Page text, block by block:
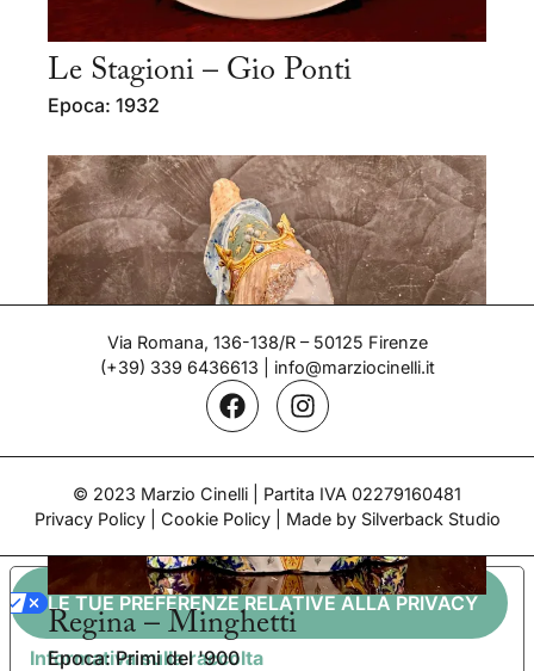
Le Stagioni – Gio Ponti
Epoca: 1932
Regina – Minghetti
Epoca: Primi del '900
Via Romana, 136-138/R – 50125 Firenze
(+39) 339 6436613
info@marziocinelli.it
© 2023 Marzio Cinelli | Partita IVA 02279160481
Privacy Policy| Cookie Policy| Made by Silverback Studio
Informativa sulla raccolta
LE TUE PREFERENZE RELATIVE ALLA PRIVACY